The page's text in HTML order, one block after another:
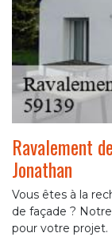
Ravalement
Jonathan
Vous êtes à la
de façade ?
pour votre projet.